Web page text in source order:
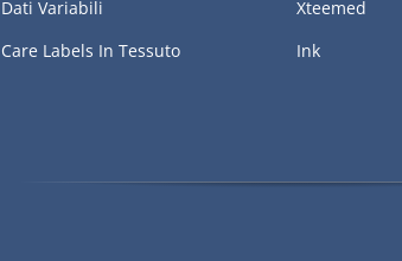
Dati Variabili
Care Labels In Tessuto
Xteemed
Ink